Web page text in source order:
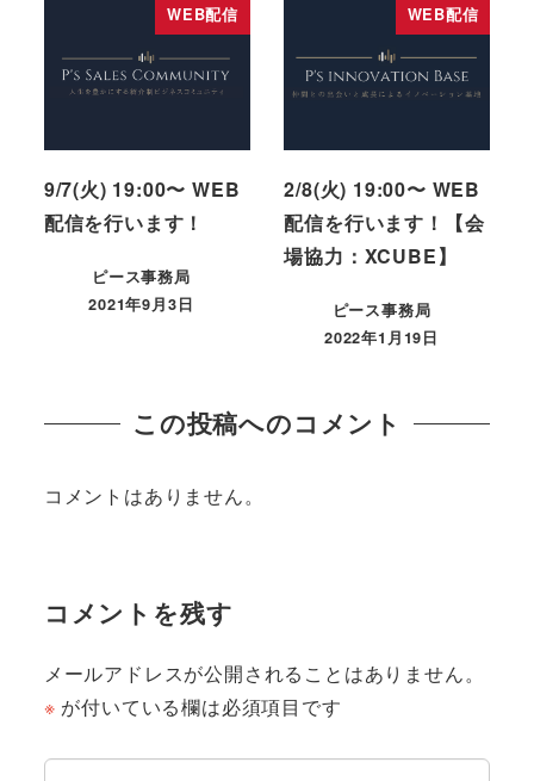
WEB配信
9/7(火) 19:00〜 WEB
配信を行います！
ピース事務局
2021年9月3日
WEB配信
2/8(火) 19:00〜 WEB
配信を行います！【会
場協力：XCUBE】
ピース事務局
2022年1月19日
この投稿へのコメント
コメントはありません。
コメントを残す
メールアドレスが公開されることはありません。
※ が付いている欄は必須項目です